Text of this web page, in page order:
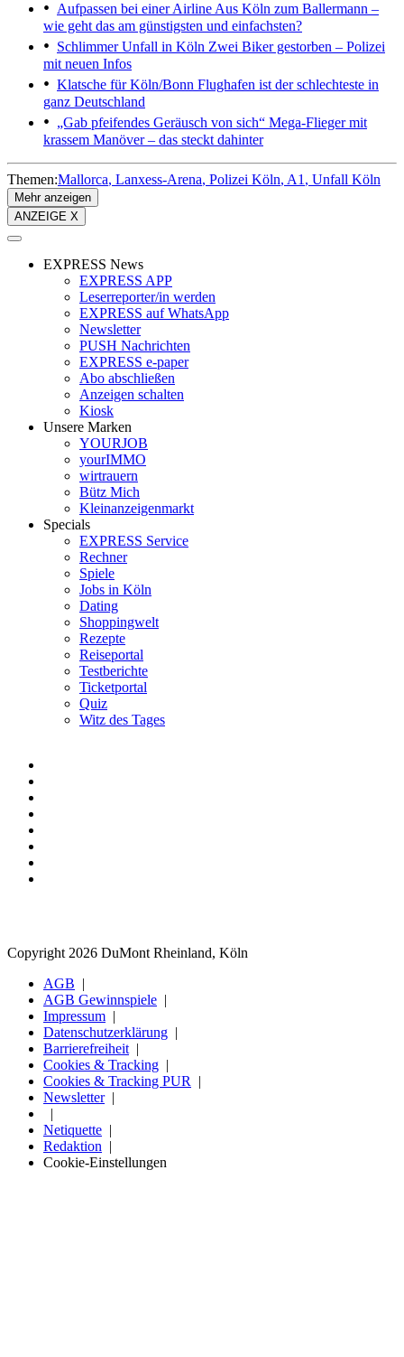
Aufpassen bei einer Airline Aus Köln zum Ballermann –
wie geht das am günstigsten und einfachsten?
Schlimmer Unfall in Köln Zwei Biker gestorben – Polizei
mit neuen Infos
Klatsche für Köln/Bonn Flughafen ist der schlechteste in
ganz Deutschland
„Gab pfeifendes Geräusch von sich“ Mega-Flieger mit
krassem Manöver – das steckt dahinter
Themen:Mallorca Lanxess-Arena Polizei Köln A1 Unfall Köln
Mehr anzeigen
ANZEIGE X
EXPRESS News
EXPRESS APP
Leserreporter/in werden
EXPRESS auf WhatsApp
Newsletter
PUSH Nachrichten
EXPRESS e-paper
Abo abschließen
Anzeigen schalten
Kiosk
Unsere Marken
YOURJOB
yourIMMO
wirtrauern
Bütz Mich
Kleinanzeigenmarkt
Specials
EXPRESS Service
Rechner
Spiele
Jobs in Köln
Dating
Shoppingwelt
Rezepte
Reiseportal
Testberichte
Ticketportal
Quiz
Witz des Tages
Copyright 2026 DuMont Rheinland, Köln
AGB
AGB Gewinnspiele
Impressum
Datenschutzerklärung
Barrierefreiheit
Cookies & Tracking
Cookies & Tracking PUR
Newsletter
Netiquette
Redaktion
Cookie-Einstellungen